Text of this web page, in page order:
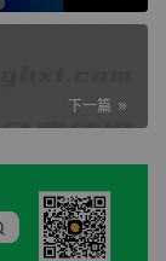
下一篇